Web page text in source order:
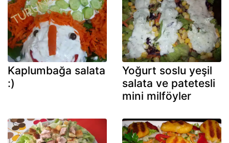
Kaplumbağa salata
:)
Yoğurt soslu yeşil
salata ve patetesli
mini milföyler